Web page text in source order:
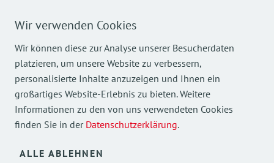
Wir verwenden Cookies
Wir können diese zur Analyse unserer Besucherdaten
platzieren, um unsere Website zu verbessern,
personalisierte Inhalte anzuzeigen und Ihnen ein
großartiges Website-Erlebnis zu bieten. Weitere
Informationen zu den von uns verwendeten Cookies
finden Sie in der Datenschutzerklärung.
ALLE ABLEHNEN
Über die Verarbeitung meiner personenbezogenen Daten
Mehr Einblicke in unsere Arbeit finden Sie auch auf
unseren Social Media Kanälen.